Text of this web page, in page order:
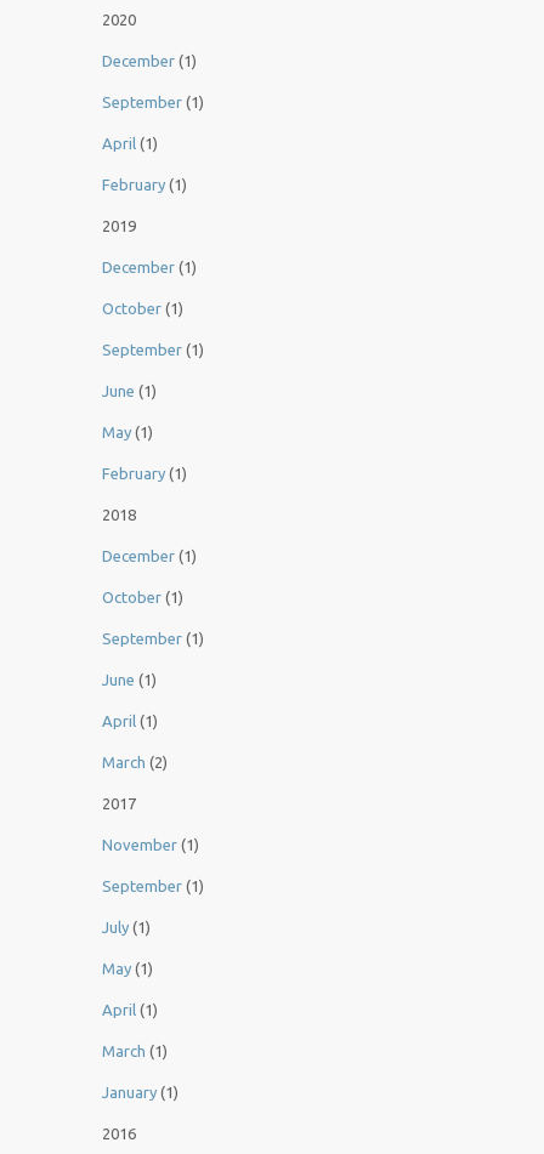
2020
December (1)
September (1)
April (1)
February (1)
2019
December (1)
October (1)
September (1)
June (1)
May (1)
February (1)
2018
December (1)
October (1)
September (1)
June (1)
April (1)
March (2)
2017
November (1)
September (1)
July (1)
May (1)
April (1)
March (1)
January (1)
2016